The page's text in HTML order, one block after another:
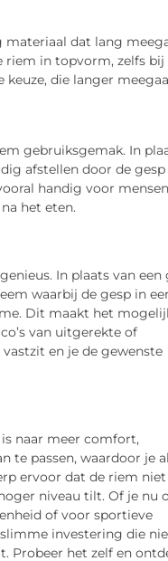
materiaal dat lang
riem in topvorm, zelfs bij
die langer
gebruiksgemak. In
afstellen door de
handig voor
het eten.
In plaats van een
waarbij de gesp in
Dit maakt het
van uitgerekte of
en je de gewenste
naar meer comfort,
te passen, waardoor je
ervoor dat de riem niet
niveau tilt. Of je nu
of voor sportieve
investering die
Probeer het zelf en